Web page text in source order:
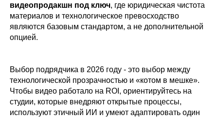
видеопродакшн под ключ, где юридическая чистота
материалов и технологическое превосходство
являются базовым стандартом, а не дополнительной
опцией.
Выбор подрядчика в 2026 году - это выбор между
технологической прозрачностью и «котом в мешке».
Чтобы видео работало на ROI, ориентируйтесь на
студии, которые внедряют открытые процессы,
используют этичный ИИ и умеют адаптировать один